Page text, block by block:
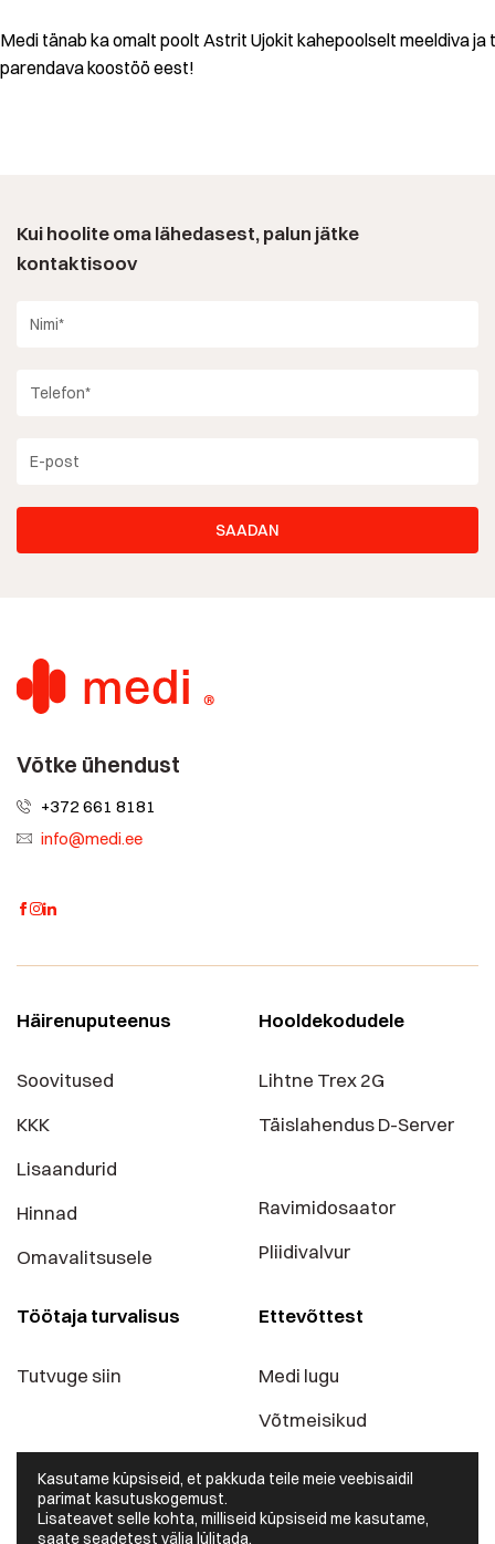
Medi tänab ka omalt poolt Astrit Ujokit kahepoolselt meeldiva ja
parendava koostöö eest!
Kasutame küpsiseid, et pakkuda teile meie veebisaidil
parimat kasutuskogemust.
Lisateavet selle kohta, milliseid küpsiseid me kasutame,
saateseadetest välja lülitada.
Kui hoolite oma lähedasest, palun jätke
kontaktisoov
Võtke ühendust
+372 661 8181
info@medi.ee
Häirenuputeenus
Soovitused
KKK
Lisaandurid
Hinnad
Omavalitsusele
Hooldekodudele
Lihtne Trex 2G
Täislahendus D-Server
Ravimidosaator
Pliidivalvur
Töötaja turvalisus
Tutvuge siin
Ettevõttest
Medi lugu
Võtmeisikud
Kontaktid